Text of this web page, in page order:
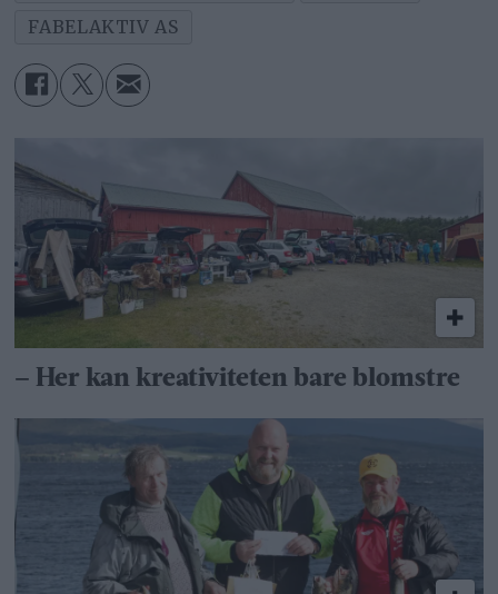
FABELAKTIV AS
– Her kan kreativiteten bare blomstre